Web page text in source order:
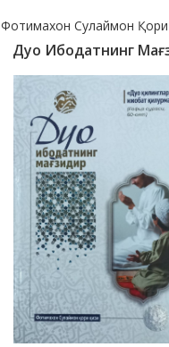
Фотимахон Сулаймон
Дуо Ибодатнинг